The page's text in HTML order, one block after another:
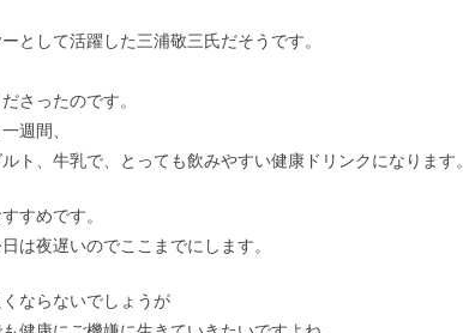
として活躍した三浦敬三氏だそうです。
さったのです。
週間、
ト、牛乳で、とっても飲みやすい健康ドリンクになります。
すめです。
は夜遅いのでここまでにします。
ならないでしょうが